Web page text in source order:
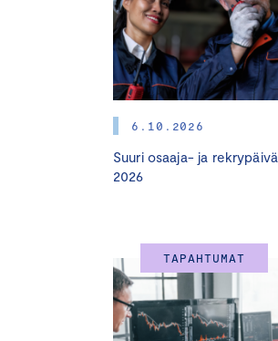
6.10.2026
Suuri osaaja- ja rekrypäivä
2026
TAPAHTUMAT